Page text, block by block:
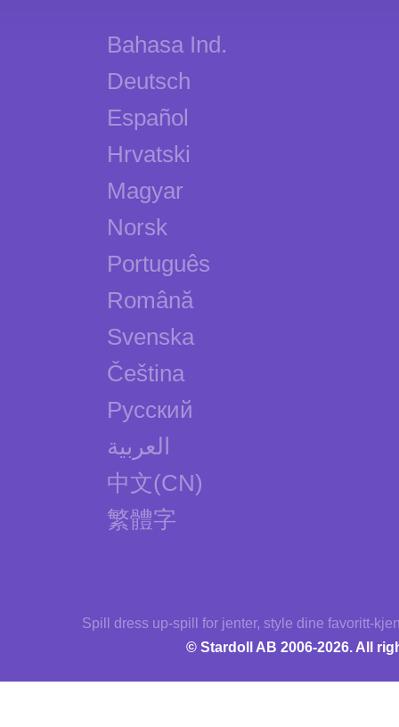
Bahasa Ind.
Deutsch
Español
Hrvatski
Magyar
Norsk
Português
Română
Svenska
Čeština
Русский
العربية
中文(CN)
繁體字
Spill dress up-spill for jenter, style dine favoritt-
© Stardoll AB 2006-2026. All